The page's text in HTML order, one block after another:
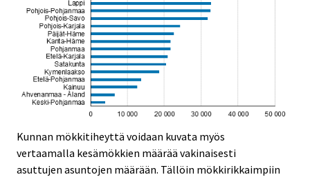
Kunnan mökkitiheyttä voidaan kuvata myös
vertaamalla kesämökkien määrää vakinaisesti
asuttujen asuntojen määrään. Tällöin mökkirikkaimpiin